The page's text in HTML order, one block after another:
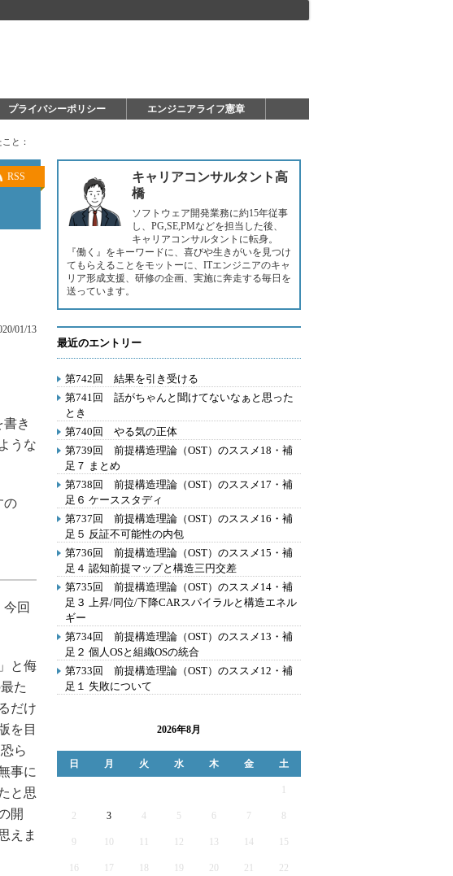
プライバシーポリシー エンジニアライフ憲章
と：
RSS
01/13
き
うな
の
回
と侮
た
だけ
を目
ら
事に
と思
開
えま
キャリアコンサルタント高
橋
ソフトウェア開発業務に約15年従事
し、PG,SE,PMなどを担当した後、
キャリアコンサルタントに転身。
『働く』をキーワードに、喜びや生きがいを見つけ
てもらえることをモットーに、ITエンジニアのキャ
リア形成支援、研修の企画、実施に奔走する毎日を
送っています。
最近のエントリー
第742回 結果を引き受ける
第741回 話がちゃんと聞けてないなぁと思った
とき
第740回 やる気の正体
第739回 前提構造理論（OST）のススメ18・補
足７ まとめ
第738回 前提構造理論（OST）のススメ17・補
足６ ケーススタディ
第737回 前提構造理論（OST）のススメ16・補
足５ 反証不可能性の内包
第736回 前提構造理論（OST）のススメ15・補
足４ 認知前提マップと構造三円交差
第735回 前提構造理論（OST）のススメ14・補
足３ 上昇/同位/下降CARスパイラルと構造エネル
ギー
第734回 前提構造理論（OST）のススメ13・補
足２ 個人OSと組織OSの統合
第733回 前提構造理論（OST）のススメ12・補
足１ 失敗について
2026年8月
日 月 火 水 木 金 土
2 3 4 5 6 7
9 12 13 14 15
16 17 19 20 21 22